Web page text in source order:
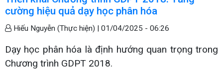
cường hiệu quả dạy học phân hóa
Hiếu Nguyễn (Thực hiện) | 01/04/2025 - 06:26
Dạy học phân hóa là định hướng quan trọng trong
Chương trình GDPT 2018.